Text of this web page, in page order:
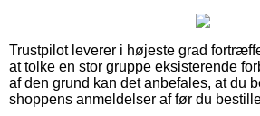
Trustpilot leverer i højeste grad
at tolke en stor gruppe eksisterende
af den grund kan det anbefales, at du
shoppens anmeldelser af før du